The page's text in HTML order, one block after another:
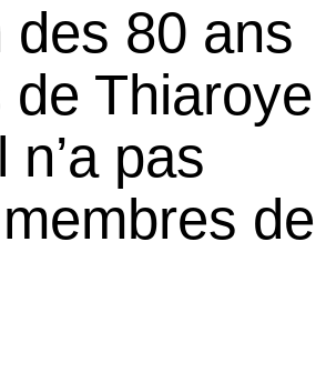
des 80 ans
Thiaroye
pas
de